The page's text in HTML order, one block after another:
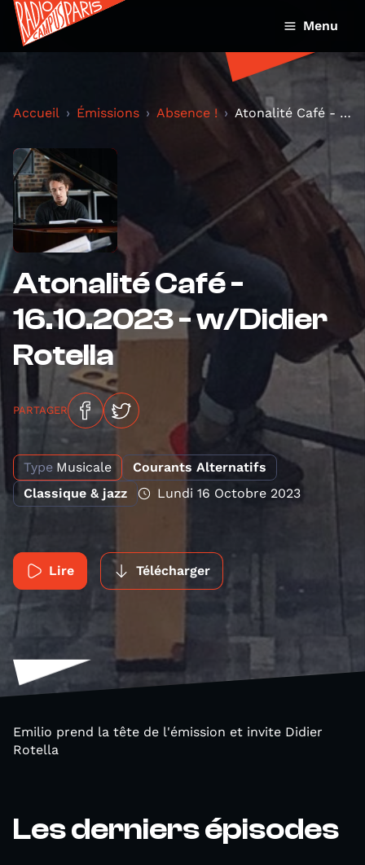
Menu
Accueil Émissions Absence ! Atonalité Café - 16.10.2023 - w/Didier Rotella
Atonalité Café -
16.10.2023 - w/Didier
Rotella
PARTAGER
Type Musicale
Courants Alternatifs
Classique & jazz
Lundi 16 Octobre 2023
Lire Télécharger
Emilio prend la tête de l'émission et invite Didier
Rotella
Les derniers épisodes